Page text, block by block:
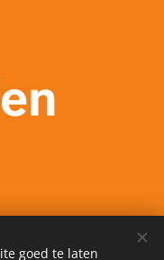
goed te laten